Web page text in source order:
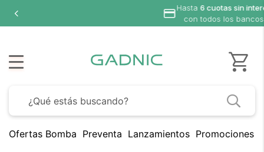
con todos los bancos
Ofertas Bomba Preventa Lanzamientos Promociones